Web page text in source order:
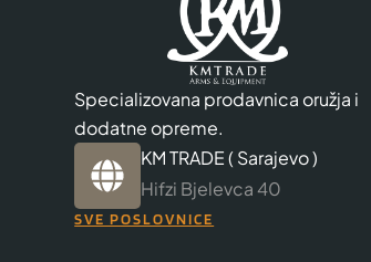
Specializovana prodavnica oružja i
dodatne opreme.
KM TRADE ( Sarajevo )
Hifzi Bjelevca 40
SVE POSLOVNICE